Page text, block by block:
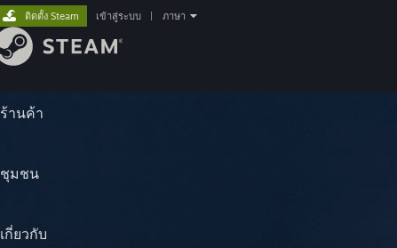
ร้านค้า
ชุมชน
เกี่ยวกับ
ติดตั้ง Steam เข้าสู่ระบบ ภาษา